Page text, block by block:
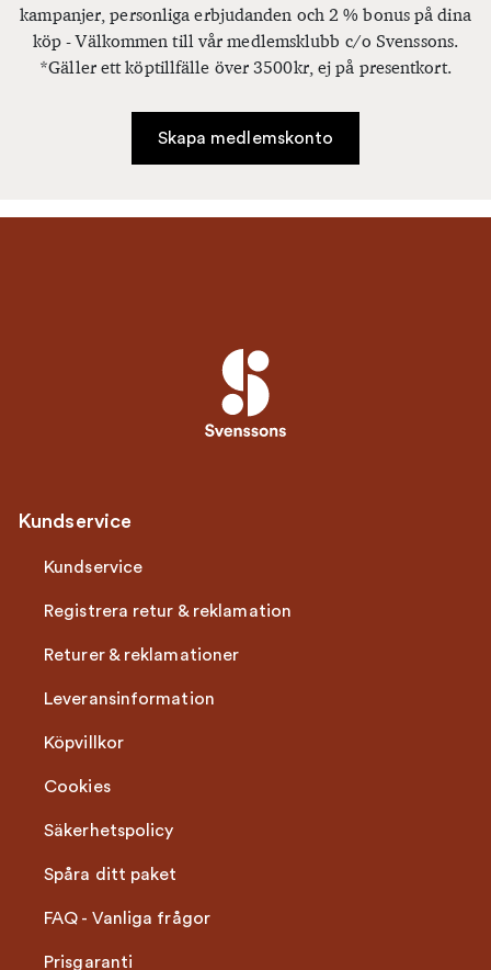
kampanjer, personliga erbjudanden och 2 % bonus på dina
köp - Välkommen till vår medlemsklubb c/o Svenssons.
*Gäller ett köptillfälle över 3500kr, ej på presentkort.
Skapa medlemskonto
Kundservice
Kundservice
Registrera retur & reklamation
Returer & reklamationer
Leveransinformation
Köpvillkor
Cookies
Säkerhetspolicy
Spåra ditt paket
FAQ - Vanliga frågor
Prisgaranti